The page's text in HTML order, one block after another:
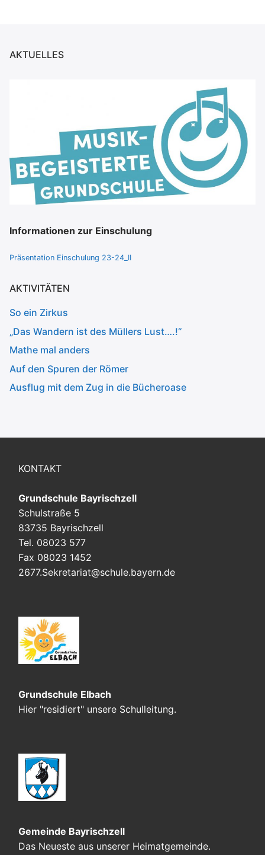
AKTUELLES
Informationen zur Einschulung
Präsentation Einschulung 23-24_II
AKTIVITÄTEN
So ein Zirkus
„Das Wandern ist des Müllers Lust….!“
Mathe mal anders
Auf den Spuren der Römer
Ausflug mit dem Zug in die Bücheroase
KONTAKT
Grundschule Bayrischzell
Schulstraße 5
83735 Bayrischzell
Tel. 08023 577
Fax 08023 1452
2677.Sekretariat@schule.bayern.de
Grundschule Elbach
Hier "residiert" unsere Schulleitung.
Gemeinde Bayrischzell
Das Neueste aus unserer Heimatgemeinde.